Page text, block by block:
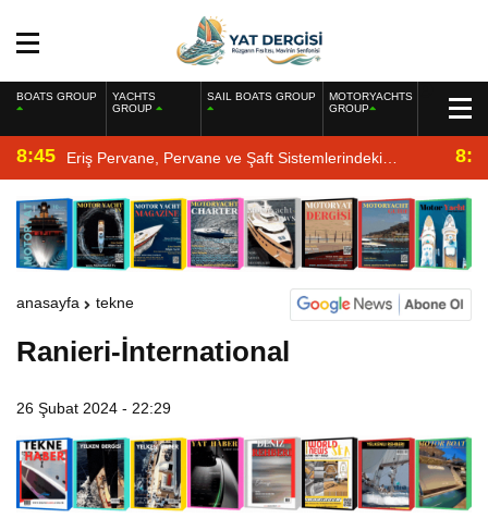
BOATS GROUP
YACHTS
GROUP
SAIL BOATS GROUP
MOTORYACHTS
GROUP
8:45 Eriş Pervane, Pervane ve Şaft Sistemlerindeki
Uzmanlığıyla Yat Dergisi’nde
anasayfa tekne
Ranieri-İnternational
26 Şubat 2024 - 22:29